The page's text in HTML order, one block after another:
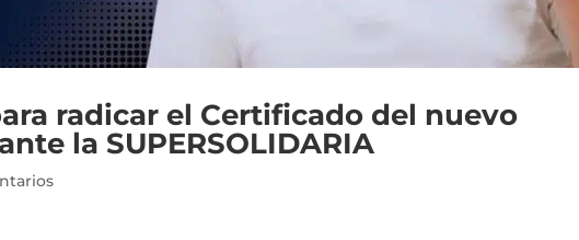
radicar el Certificado del nuevo
la SUPERSOLIDARIA